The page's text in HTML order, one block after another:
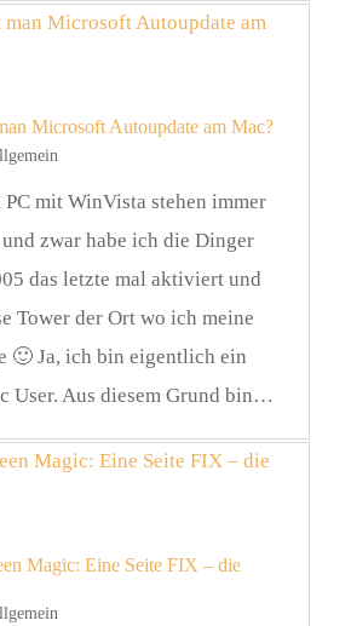
Microsoft Autoupdate am Mac?
mit WinVista stehen immer
zwar habe ich die Dinger
das letzte mal aktiviert und
Tower der Ort wo ich meine
🙂 Ja, ich bin eigentlich ein
User. Aus diesem Grund bin…
Magic: Eine Seite FIX – die